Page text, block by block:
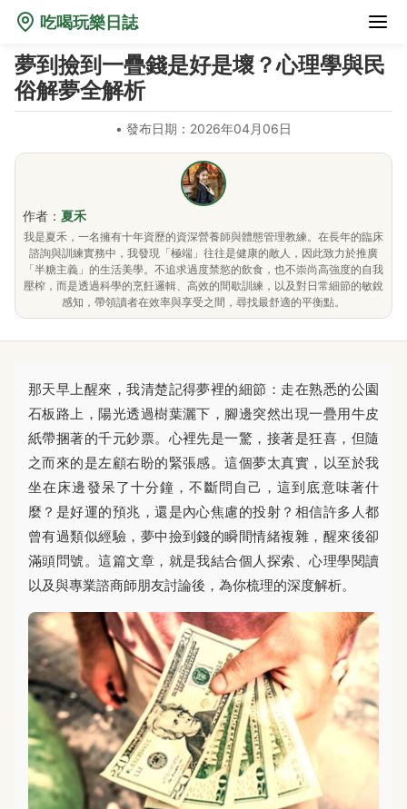
吃喝玩樂日誌
夢到撿到一疊錢是好是壞？心理學與民
俗解夢全解析
• 發布日期：2026年04月06日
作者： 夏禾
我是夏禾，一名擁有十年資歷的資深營養師與體態管理教練。在長年的臨床
諮詢與訓練實務中，我發現「極端」往往是健康的敵人，因此致力於推廣
「半糖主義」的生活美學。不追求過度禁慾的飲食，也不崇尚高強度的自我
壓榨，而是透過科學的烹飪邏輯、高效的間歇訓練，以及對日常細節的敏銳
感知，帶領讀者在效率與享受之間，尋找最舒適的平衡點。
那天早上醒來，我清楚記得夢裡的細節：走在熟悉的公園
石板路上，陽光透過樹葉灑下，腳邊突然出現一疊用牛皮
紙帶捆著的千元鈔票。心裡先是一驚，接著是狂喜，但隨
之而來的是左顧右盼的緊張感。這個夢太真實，以至於我
坐在床邊發呆了十分鐘，不斷問自己，這到底意味著什
麼？是好運的預兆，還是內心焦慮的投射？相信許多人都
曾有過類似經驗，夢中撿到錢的瞬間情緒複雜，醒來後卻
滿頭問號。這篇文章，就是我結合個人探索、心理學閱讀
以及與專業諮商師朋友討論後，為你梳理的深度解析。